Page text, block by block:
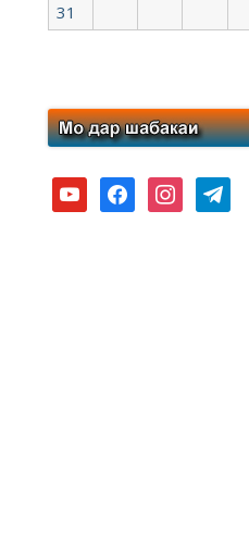
31
youtubefacebookinstagramtelegram